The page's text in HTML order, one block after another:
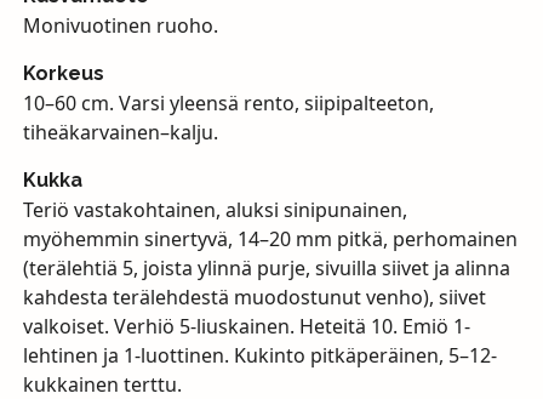
Monivuotinen ruoho.
Korkeus
10–60 cm. Varsi yleensä rento, siipipalteeton,
tiheäkarvainen–kalju.
Kukka
Teriö vastakohtainen, aluksi sinipunainen,
myöhemmin sinertyvä, 14–20 mm pitkä, perhomainen
(terälehtiä 5, joista ylinnä purje, sivuilla siivet ja alinna
kahdesta terälehdestä muodostunut venho), siivet
valkoiset. Verhiö 5-liuskainen. Heteitä 10. Emiö 1-
lehtinen ja 1-luottinen. Kukinto pitkäperäinen, 5–12-
kukkainen terttu.